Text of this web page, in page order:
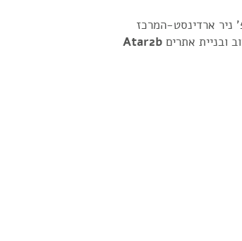
ניר ארדינסט-המרכז
ובניית אתרים Atar2b